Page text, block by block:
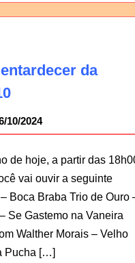
da
10/2024
de hoje, a partir das
vai ouvir a seguinte
Boca Braba Trio de Ouro
Se Gastemo na Vaneira
Walther Morais – Velho
Pucha […]